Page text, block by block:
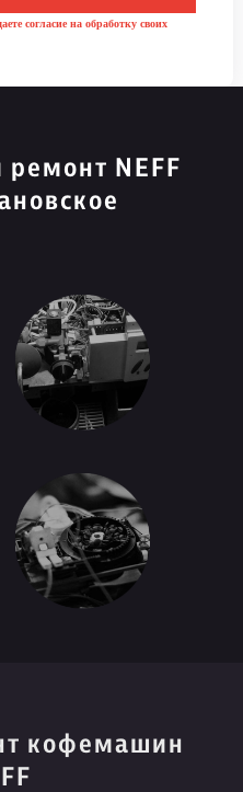
согласие на обработку своих
ремонт NEFF
кофемашин